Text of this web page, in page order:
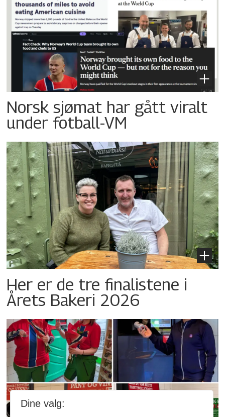
Norsk sjømat har gått viralt
under fotball-VM
Her er de tre finalistene i
Årets Bakeri 2026
Dine valg: